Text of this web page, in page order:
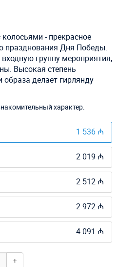
- прекрасное
празднования Дня Победы.
группу мероприятия,
Высокая степень
делает гирлянду
характер.
1 536 ₼
2 019 ₼
2 512 ₼
2 972 ₼
4 091 ₼
+